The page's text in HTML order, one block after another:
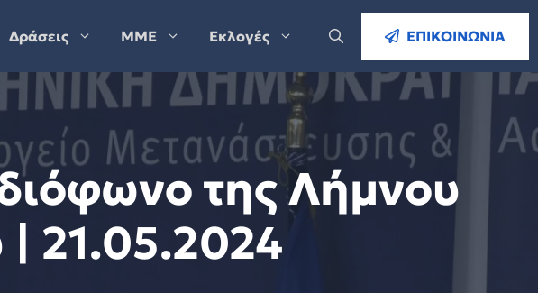
Δράσεις ΜΜΕ Εκλογές ΕΠΙΚΟΙΝΩΝΙΑ
της Λήμνου
| 21.05.2024